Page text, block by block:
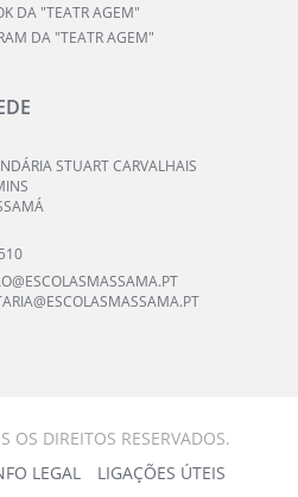
DA "TEATR AGEM"
DA "TEATR AGEM"
STUART CARVALHAIS
DIREITOS RESERVADOS.
LEGAL
LIGAÇÕES ÚTEIS